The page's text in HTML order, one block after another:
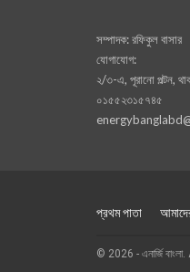
সম্পাদক: রফিকুল বাসার
যোগাযোগ:
২/৩-এ, পূরানো পল্টন,
০১৫৫২৩১৫৭৪৫
প্রথম পাতা
© 2026 - এনার্জি